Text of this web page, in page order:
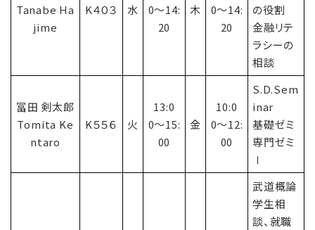
Tanabe Ha
jime
K４０３ 水
0〜14:
20
木
0〜14:
20
の役割
金融リテ
ラシーの
相談
冨田 剣太郎
Tomita Ke
ntaro
K５５６ 火
13:0
0〜15:
00
金
10:0
0〜12:
00
S.D.Sem
inar
基礎ゼミ
専門ゼミ
Ⅰ
武道概論
学生相
談、就職